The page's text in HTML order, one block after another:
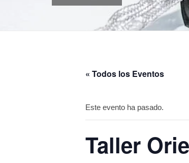
« Todos los Eventos
Este evento ha pasado.
Taller